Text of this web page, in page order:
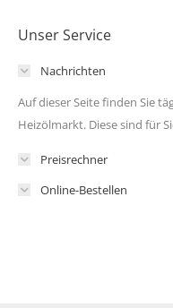
Unser Service
Nachrichten
Auf dieser Seite finden Sie
Heizölmarkt. Diese sind für
Preisrechner
Online-Bestellen